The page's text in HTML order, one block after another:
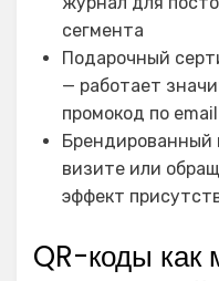
сегмента
Подарочный
— работает
промокод по email
визите или
эффект
QR-коды как